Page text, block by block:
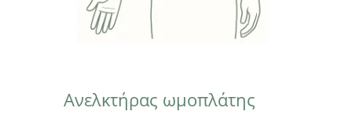
Ανελκτήρας ωμοπλάτης